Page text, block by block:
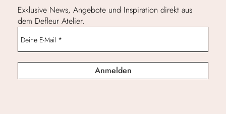
Exklusive News, Angebote und Inspiration direkt aus
dem Defleur Atelier.